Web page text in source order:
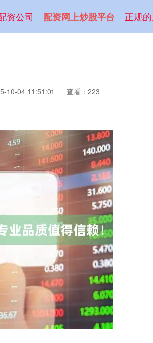
资公司 配资网上炒股平台 正规
10-04 11:51:01 查看：223
深证成指 14311.01 200.89